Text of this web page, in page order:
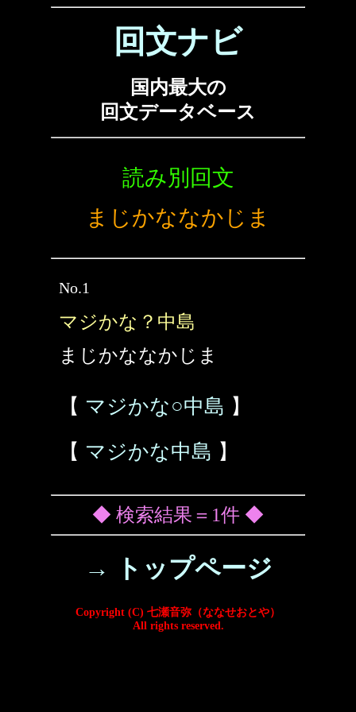
回文ナビ
国内最大の
回文データベース
読み別回文
まじかななかじま
No.1
マジかな？中島
まじかななかじま
【 マジかな○中島 】
【 マジかな中島 】
◆ 検索結果＝1件 ◆
→ トップページ
Copyright (C) 七瀬音弥（ななせおとや）
All rights reserved.